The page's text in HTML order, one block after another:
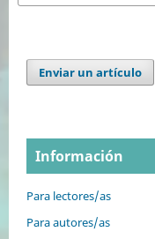
Enviar un artículo
Información
Para lectores/as
Para autores/as